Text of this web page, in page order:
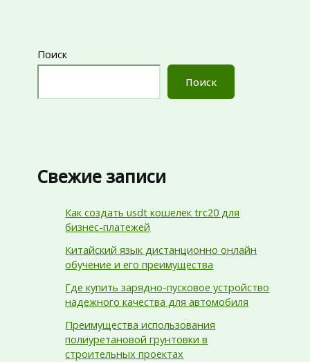
Поиск
Поиск
Свежие записи
Как создать usdt кошелек trc20 для
бизнес-платежей
Китайский язык дистанционно онлайн
обучение и его преимущества
Где купить зарядно-пусковое устройство
надежного качества для автомобиля
Преимущества использования
полиуретановой грунтовки в
строительных проектах